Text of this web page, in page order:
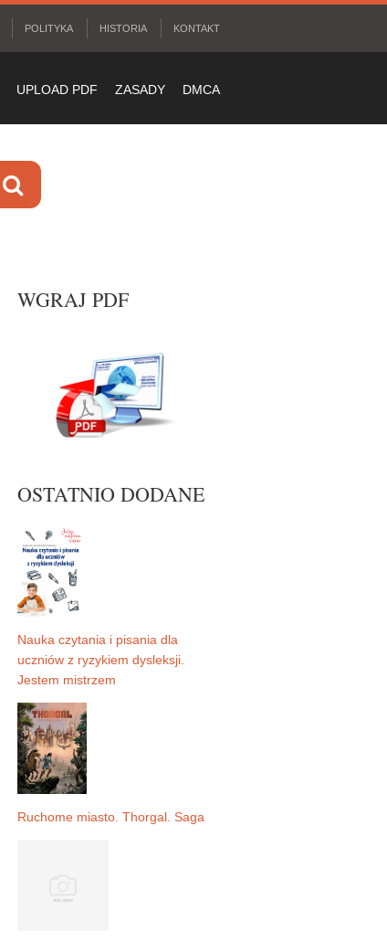
POLITYKA HISTORIA KONTAKT
UPLOAD PDF ZASADY DMCA
WGRAJ PDF
OSTATNIO DODANE
Nauka czytania i pisania dla
uczniów z ryzykiem dysleksji.
Jestem mistrzem
Ruchome miasto. Thorgal. Saga